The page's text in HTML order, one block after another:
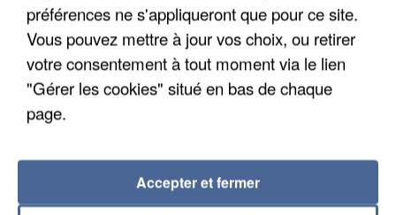
préférences ne s'appliqueront que pour ce site.
Vous pouvez mettre à jour vos choix, ou retirer
votre consentement à tout moment via le lien
"Gérer les cookies" situé en bas de chaque
page.
Accepter et fermer